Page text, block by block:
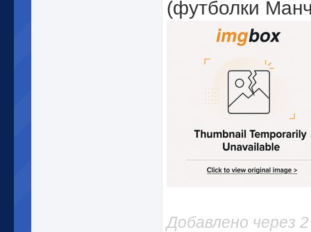
(футболки
Добавлено через